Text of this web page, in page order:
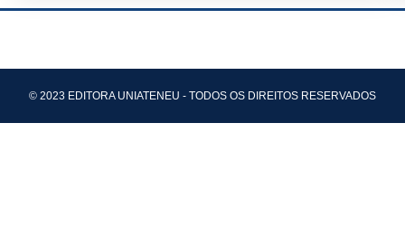
© 2023 EDITORA UNIATENEU - TODOS OS DIREITOS RESERVADOS